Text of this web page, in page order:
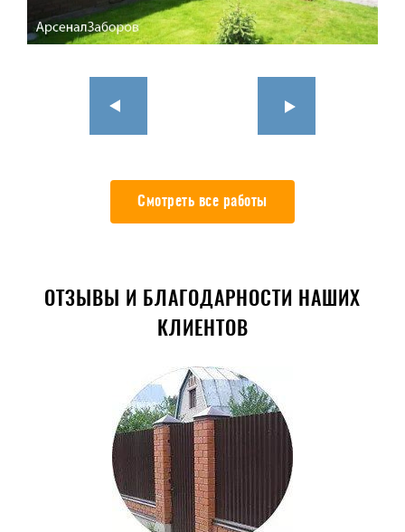
Смотреть все работы
ОТЗЫВЫ И БЛАГОДАРНОСТИ НАШИХ
КЛИЕНТОВ